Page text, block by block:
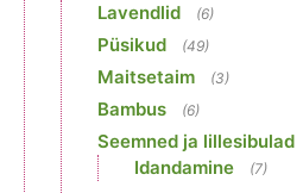
Lavendlid (6)
Püsikud (49)
Maitsetaim (3)
Bambus (6)
Seemned ja lillesibulad
Idandamine (7)